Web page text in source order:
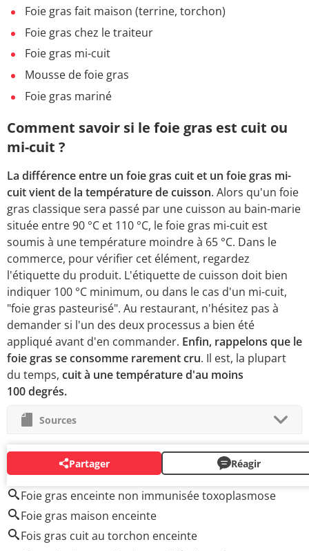
Foie gras fait maison (terrine, torchon)
Foie gras chez le traiteur
Foie gras mi-cuit
Mousse de foie gras
Foie gras mariné
Comment savoir si le foie gras est cuit ou
mi-cuit ?
La différence entre un foie gras cuit et un foie gras mi-
cuit vient de la température de cuisson. Alors qu'un foie
gras classique sera passé par une cuisson au bain-marie
située entre 90 °C et 110 °C, le foie gras mi-cuit est
soumis à une température moindre à 65 °C. Dans le
commerce, pour vérifier cet élément, regardez
l'étiquette du produit. L'étiquette de cuisson doit bien
indiquer 100 °C minimum, ou dans le cas d'un mi-cuit,
"foie gras pasteurisé". Au restaurant, n'hésitez pas à
demander si l'un des deux processus a bien été
appliqué avant d'en commander. Enfin, rappelons que le
foie gras se consomme rarement cru. Il est, la plupart
du temps, cuit à une température d'au moins
100 degrés.
Sources
Partager Réagir
AUTOUR DU MÊME SUJET
Foie gras enceinte non immunisée toxoplasmose
Foie gras maison enceinte
Fois gras cuit au torchon enceinte